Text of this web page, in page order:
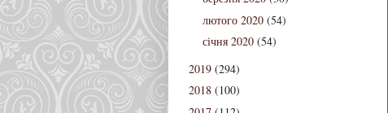
лютого 2020 (54)
січня 2020 (54)
2019 (294)
2018 (100)